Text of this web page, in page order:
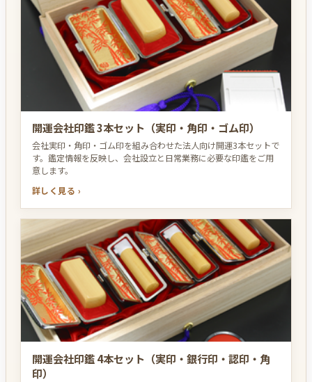
開運会社印鑑 3本セット（実印・角印・ゴム印）
会社実印・角印・ゴム印を組み合わせた法人向け開運3本セットで
す。鑑定情報を反映し、会社設立と日常業務に必要な印鑑をご用
意します。
詳しく見る ›
開運会社印鑑 4本セット（実印・銀行印・認印・角
印）